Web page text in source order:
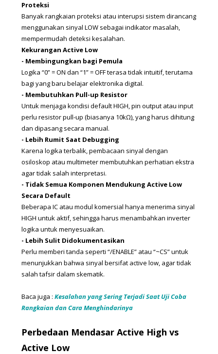
Proteksi
Banyak rangkaian proteksi atau interupsi sistem dirancang
menggunakan sinyal LOW sebagai indikator masalah,
mempermudah deteksi kesalahan.
Kekurangan Active Low
- Membingungkan bagi Pemula
Logika “0” = ON dan “1” = OFF terasa tidak intuitif, terutama
bagi yang baru belajar elektronika digital.
- Membutuhkan Pull-up Resistor
Untuk menjaga kondisi default HIGH, pin output atau input
perlu resistor pull-up (biasanya 10kΩ), yang harus dihitung
dan dipasang secara manual.
- Lebih Rumit Saat Debugging
Karena logika terbalik, pembacaan sinyal dengan
osiloskop atau multimeter membutuhkan perhatian ekstra
agar tidak salah interpretasi.
- Tidak Semua Komponen Mendukung Active Low
Secara Default
Beberapa IC atau modul komersial hanya menerima sinyal
HIGH untuk aktif, sehingga harus menambahkan inverter
logika untuk menyesuaikan.
- Lebih Sulit Didokumentasikan
Perlu memberi tanda seperti “/ENABLE” atau “~CS” untuk
menunjukkan bahwa sinyal bersifat active low, agar tidak
salah tafsir dalam skematik.
Baca juga : Kesalahan yang Sering Terjadi Saat Uji Coba
Rangkaian dan Cara Menghindarinya
Perbedaan Mendasar Active High vs
Active Low